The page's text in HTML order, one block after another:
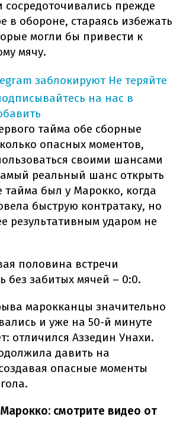
сосредоточивались прежде
в обороне, стараясь избежать
могли бы привести к
мячу.
заблокируют Не теряйте
на нас в
тайма обе сборные
опасных моментов,
своими шансами
реальный шанс открыть
тайма был у Марокко, когда
быструю контратаку, но
результативным ударом не
половина встречи
без забитых мячей – 0:0.
марокканцы значительно
и уже на 50-й минуте
отличился Аззедин Унахи.
давить на
опасные моменты
смотрите видео от